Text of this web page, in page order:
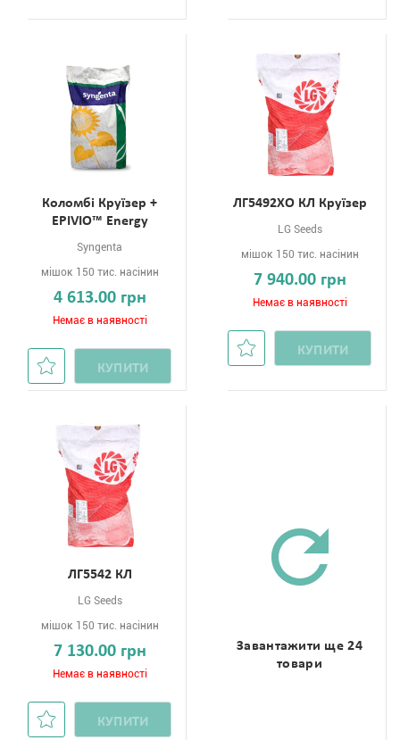
Коломбі Круїзер +
EPIVIO™ Energy
Syngenta
мішок 150 тис. насінин
4 613.00 грн
Немає в наявності
КУПИТИ
ЛГ5492ХО КЛ Круїзер
LG Seeds
мішок 150 тис. насінин
7 940.00 грн
Немає в наявності
КУПИТИ
ЛГ5542 КЛ
LG Seeds
мішок 150 тис. насінин
7 130.00 грн
Немає в наявності
КУПИТИ
Завантажити ще 24
товари